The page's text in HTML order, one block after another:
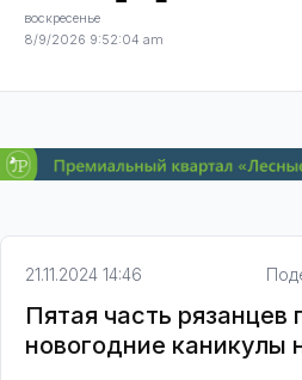
воскресенье
8/9/2026 9:52:04 am
21.11.2024 14:46
Пятая часть рязанцев
новогодние каникулы